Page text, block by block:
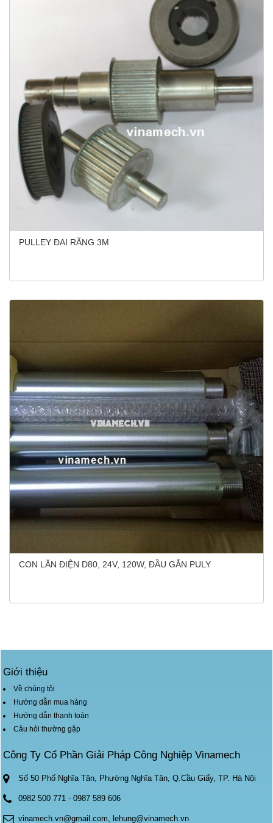
PULLEY ĐAI RĂNG 3M
CON LĂN ĐIỆN D80, 24V, 120W, ĐẦU GẮN PULY
Giới thiệu
Về chúng tôi
Hướng dẫn mua hàng
Hướng dẫn thanh toán
Câu hỏi thường gặp
Công Ty Cổ Phần Giải Pháp Công Nghiệp Vinamech
Số 50 Phố Nghĩa Tân, Phường Nghĩa Tân, Q.Cầu Giấy, TP. Hà Nội
0982 500 771 -0987 589 606
vinamech.vn@gmail.com, lehung@vinamech.vn